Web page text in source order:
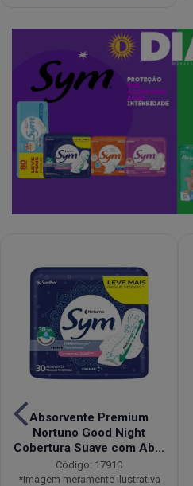
Absorvente Premium
Nortuno Good Night
Cobertura Suave com Ab...
Código: 17910
*Imagem meramente ilustrativa